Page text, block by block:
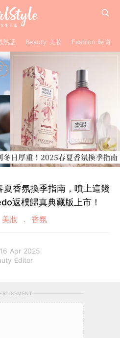
熱話 Beauty 美妝 Fashion 時尚
香氛換季指南，噴上這幾
返樸歸真典藏版上市！
妝 香氛
Apr 2025
Editor